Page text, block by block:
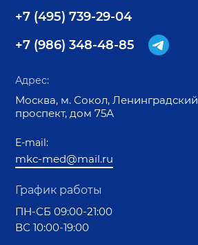
+7 (495) 739-29-04
+7 (986) 348-48-85
Адрес:
Москва, м. Сокол, Ленинградский
проспект, дом 75А
E-mail:
mkc-med@mail.ru
График работы
ПН-СБ 09:00-21:00
ВС 10:00-19:00